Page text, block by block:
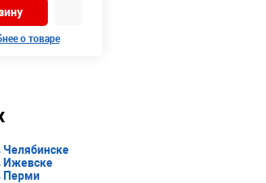
о товаре
Ижевске
Перми